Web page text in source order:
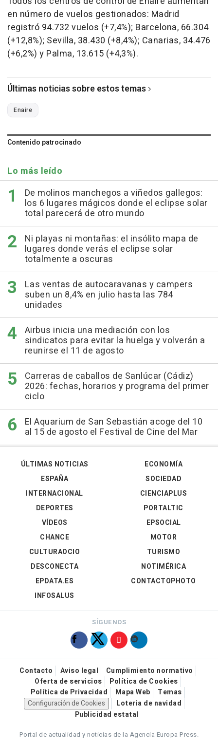
en número de vuelos gestionados: Madrid
registró 94.732 vuelos (+7,4%); Barcelona, 66.304
(+12,8%); Sevilla, 38.430 (+8,4%); Canarias, 34.476
(+6,2%) y Palma, 13.615 (+4,3%).
Últimas noticias sobre estos temas
Enaire
Contenido patrocinado
Lo más leído
De molinos manchegos a viñedos gallegos:
los 6 lugares mágicos donde el eclipse solar
total parecerá de otro mundo
Ni playas ni montañas: el insólito mapa de
lugares donde verás el eclipse solar
totalmente a oscuras
Las ventas de autocaravanas y campers
suben un 8,4% en julio hasta las 784
unidades
Airbus inicia una mediación con los
sindicatos para evitar la huelga y volverán a
reunirse el 11 de agosto
Carreras de caballos de Sanlúcar (Cádiz)
2026: fechas, horarios y programa del primer
ciclo
El Aquarium de San Sebastián acoge del 10
al 15 de agosto el Festival de Cine del Mar
ÚLTIMAS NOTICIAS
ESPAÑA
INTERNACIONAL
DEPORTES
VÍDEOS
ECONOMÍA
SOCIEDAD
CIENCIAPLUS
PORTALTIC
EPSOCIAL
CHANCE
CULTURAOCIO
DESCONECTA
EPDATA.ES
INFOSALUS
MOTOR
TURISMO
NOTIMÉRICA
CONTACTOPHOTO
SÍGUENOS
Contacto Aviso legal
Cumplimiento normativo
Oferta de servicios
Política de Cookies
Política de Privacidad
Mapa Web
Temas
Configuración de Cookies
Loteria de navidad
Publicidad estatal
Portal de actualidad y noticias de la Agencia Europa Press.